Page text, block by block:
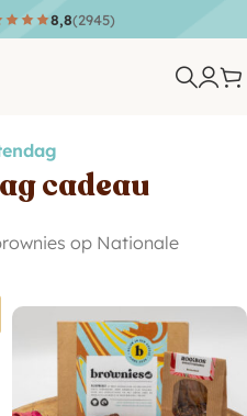
8,8(2945)
cadeau
op Nationale